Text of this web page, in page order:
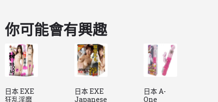
你可能會有興趣
日本 EXE
狂乱淫靡
日本 EXE
Japanese
日本 A-
One